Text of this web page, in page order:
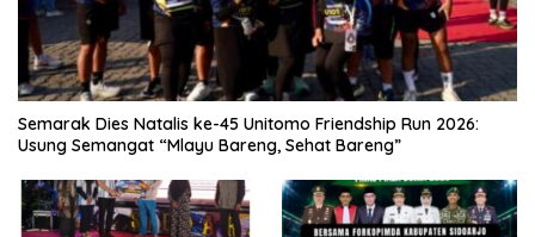
Semarak Dies Natalis ke-45 Unitomo Friendship Run 2026:
Usung Semangat “Mlayu Bareng, Sehat Bareng”